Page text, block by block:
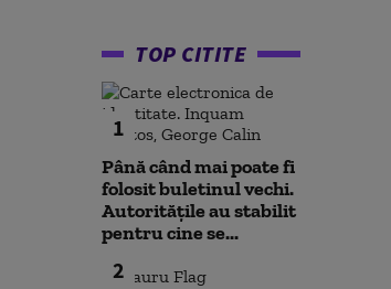
TOP CITITE
1
Până când mai poate fi
folosit buletinul vechi.
Autoritățile au stabilit
pentru cine se...
2